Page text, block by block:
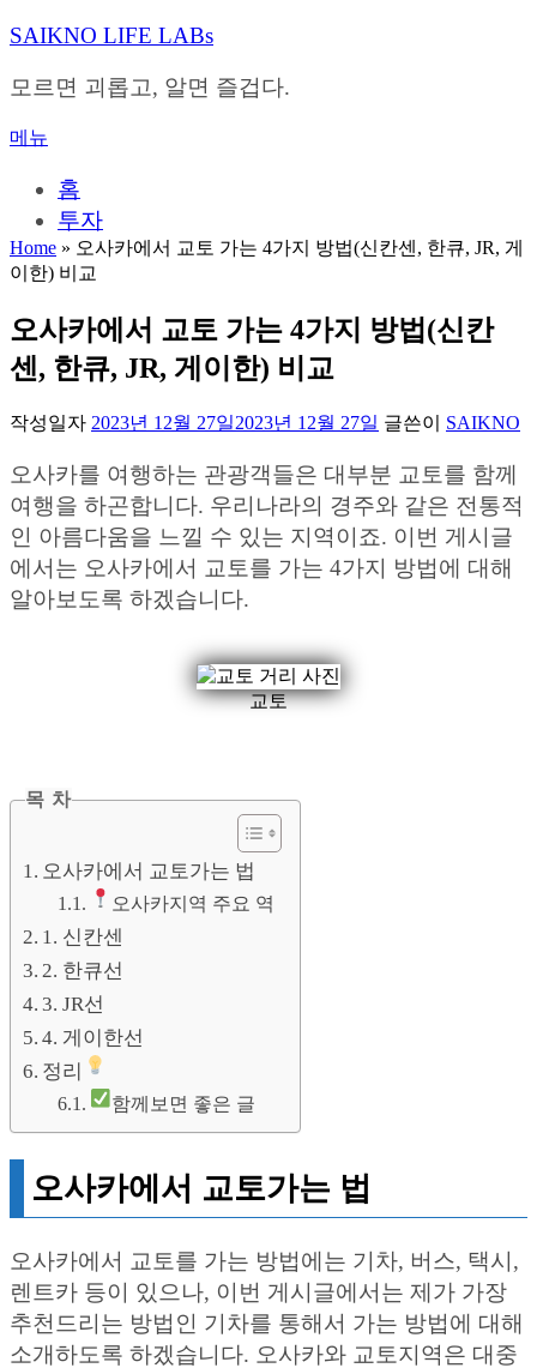
내
으
바
SAIKNO LIFE LABs
모르면 괴롭고, 알면 즐겁다.
메뉴
홈
투자
Home » 오사카에서 교토 가는 4가지 방법(신칸센, 한큐, JR, 게
이한) 비교
오사카에서 교토 가는 4가지 방법(신칸
센, 한큐, JR, 게이한) 비교
작성일자 2023년 12월 27일2023년 12월 27일 글쓴이 SAIKNO
오사카를 여행하는 관광객들은 대부분 교토를 함께
여행을 하곤합니다. 우리나라의 경주와 같은 전통적
인 아름다움을 느낄 수 있는 지역이죠. 이번 게시글
에서는 오사카에서 교토를 가는 4가지 방법에 대해
알아보도록 하겠습니다.
교토
목 차
오사카에서 교토가는 법
오사카지역 주요 역
1. 신칸센
2. 한큐선
3. JR선
4. 게이한선
정리
함께보면 좋은 글
오사카에서 교토가는 법
오사카에서 교토를 가는 방법에는 기차, 버스, 택시,
렌트카 등이 있으나, 이번 게시글에서는 제가 가장
추천드리는 방법인 기차를 통해서 가는 방법에 대해
소개하도록 하겠습니다. 오사카와 교토지역은 대중